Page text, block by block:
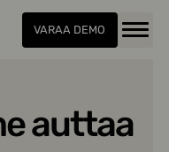
VARAA DEMO Menu
auttaa